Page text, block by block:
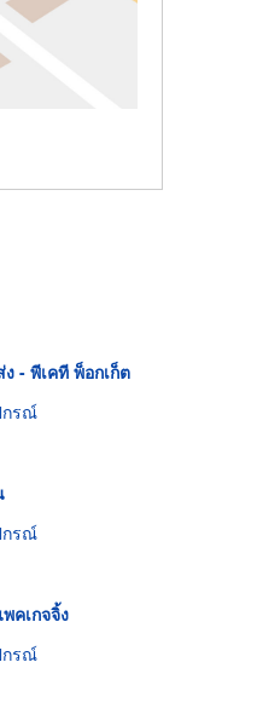
- พีเคที พ็อกเก็ต
กรณ์
กรณ์
คเกจจิ้ง
กรณ์